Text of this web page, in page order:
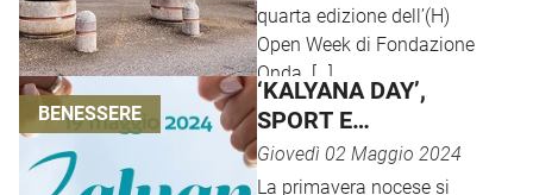
quarta edizione dell’(H)
Open Week di Fondazione
Onda. […]
BENESSERE
‘KALYANA DAY’,
SPORT E
DIVERTIMENTO
TUTTO AL
Giovedì 02 Maggio 2024
La primavera nocese si